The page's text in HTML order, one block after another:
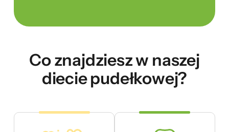
Co znajdziesz w naszej
diecie pudełkowej?